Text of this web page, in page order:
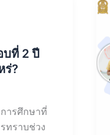
บที่ 2 ปี
ร่?
ารศึกษาที่
ทราบช่วง